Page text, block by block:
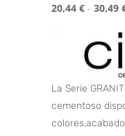
20,44 € - 30,49
La Serie
cementoso